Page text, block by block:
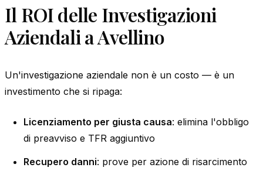
Il ROI delle Investigazioni
Aziendali a Avellino
Un'investigazione aziendale non è un costo — è un
investimento che si ripaga:
Licenziamento per giusta causa: elimina l'obbligo
di preavviso e TFR aggiuntivo
Recupero danni: prove per azione di risarcimento